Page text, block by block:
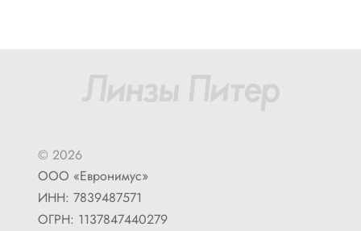
© 2026
ООО «Евронимус»
ИНН: 7839487571
ОГРН: 1137847440279